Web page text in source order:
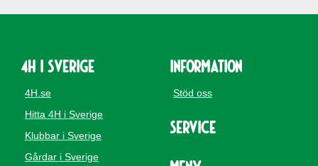
4H i Sverige
4H.se
Hitta 4H i Sverige
Klubbar i Sverige
Gårdar i Sverige
Information
Stöd oss
Service